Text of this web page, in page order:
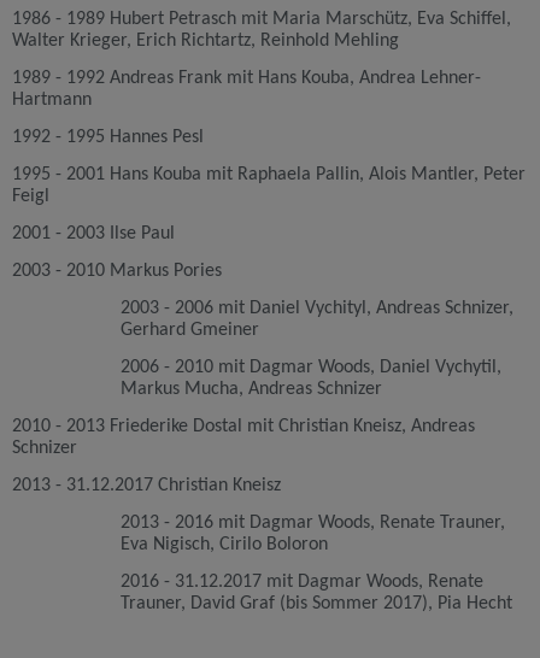
1986 - 1989 Hubert Petrasch mit Maria Marschütz, Eva Schiffel,
Walter Krieger, Erich Richtartz, Reinhold Mehling
1989 - 1992 Andreas Frank mit Hans Kouba, Andrea Lehner-
Hartmann
1992 - 1995 Hannes Pesl
1995 - 2001 Hans Kouba mit Raphaela Pallin, Alois Mantler, Peter
Feigl
2001 - 2003
Ilse Paul
2003 - 2010 Markus Pories
2003 - 2006 mit Daniel Vychityl, Andreas Schnizer,
Gerhard Gmeiner
2006 - 2010 mit Dagmar Woods, Daniel Vychytil,
Markus Mucha, Andreas Schnizer
2010 - 2013 Friederike Dostal mit Christian Kneisz, Andreas
Schnizer
2013 - 31.12.2017 Christian Kneisz
2013 - 2016 mit Dagmar Woods, Renate Trauner,
Eva Nigisch, Cirilo Boloron
2016 - 31.12.2017 mit Dagmar Woods, Renate
Trauner, David Graf (bis Sommer 2017), Pia Hecht